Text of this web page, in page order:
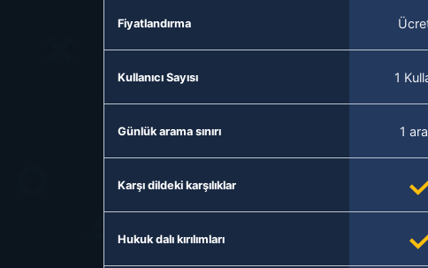
Fiyatlandırma
Kullanıcı Sayısı 1
Günlük arama sınırı 1
Karşı dildeki karşılıklar
Hukuk dalı kırılımları